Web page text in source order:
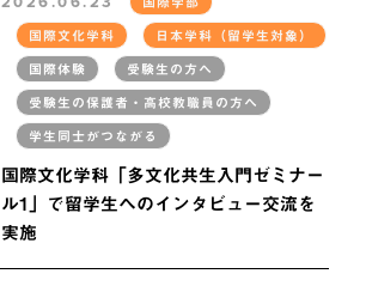
国際文化学科 日本学科（留学生対象）
国際体験 受験生の方へ
受験生の保護者・高校教職員の方へ
学生同士がつながる
国際文化学科「多文化共生入門ゼミナー
ル1」で留学生へのインタビュー交流を
実施